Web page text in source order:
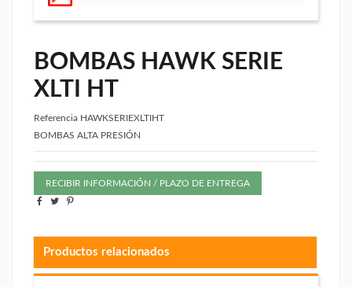
BOMBAS HAWK SERIE
XLTI HT
Referencia HAWKSERIEXLTIHT
BOMBAS ALTA PRESIÓN
RECIBIR INFORMACIÓN / PLAZO DE ENTREGA
Productos relacionados